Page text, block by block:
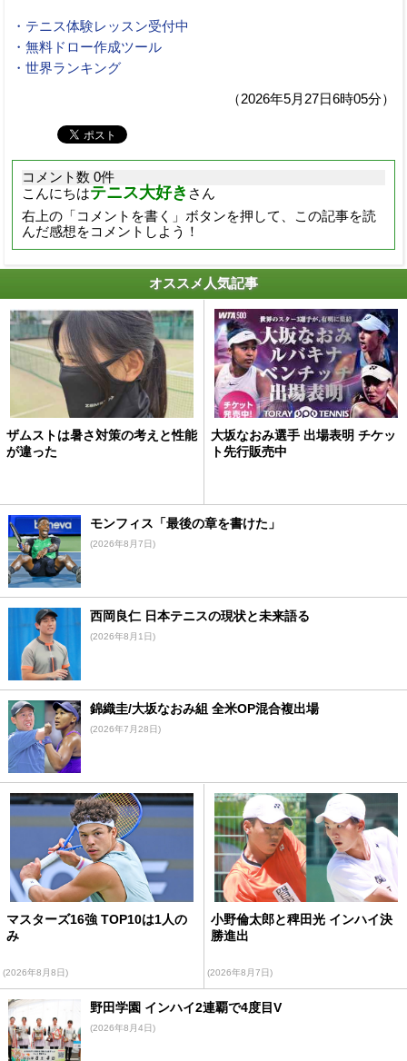
・テニス体験レッスン受付中
・無料ドロー作成ツール
・世界ランキング
（2026年5月27日6時05分）
コメント数 0件
こんにちはテニス大好き さん
右上の「コメントを書く」ボタンを押して、この記事を読
んだ感想をコメントしよう！
オススメ人気記事
ザムストは暑さ対策の考えと性能
が違った
大坂なおみ選手 出場表明 チケッ
ト先行販売中
モンフィス「最後の章を書けた」
(2026年8月7日)
西岡良仁 日本テニスの現状と未来語る
(2026年8月1日)
錦織圭/大坂なおみ組 全米OP混合複出場
(2026年7月28日)
マスターズ16強 TOP10は1人の
み
(2026年8月8日)
小野倫太郎と稗田光 インハイ決
勝進出
(2026年8月7日)
野田学園 インハイ2連覇で4度目V
(2026年8月4日)